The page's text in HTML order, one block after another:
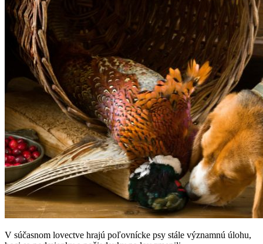
V súčasnom lovectve hrajú poľovnícke psy stále významnú úlohu,